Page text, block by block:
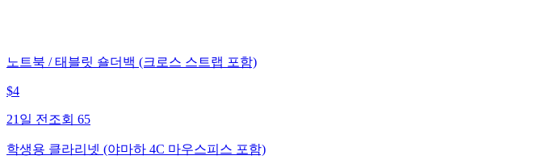
노트북 / 태블릿 숄더백 (크로스 스트랩 포함)
$4
21일 전 조회 65
학생용 클라리넷 (야마하 4C 마우스피스 포함)